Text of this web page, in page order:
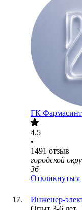
ГК
4.5
•
1491 отзыв
городской
36
Откликнуться
Инженер-